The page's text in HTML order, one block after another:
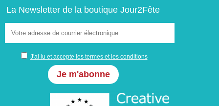
La Newsletter de la boutique Jour2Fête
J'ai lu et accepte les termes et les conditions